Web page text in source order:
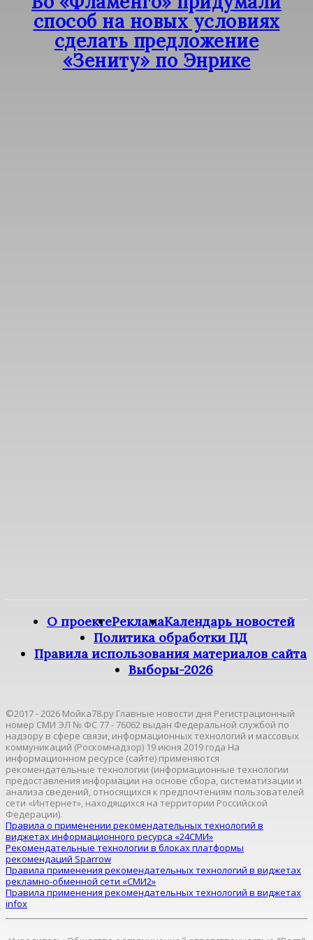
способ на новых условиях
сделать предложение
«Зениту» по Энрике
О проектеРекламаКалендарь новостей
Политика обработки ПД
Правила использования материалов сайта
Выборы-2026
©2017 - 2026 Мойка78.ру Главные новости дня Регистрационный
номер СМИ ЭЛ № ФС 77 - 76062 выдан Федеральной службой по
надзору в сфере связи, информационных технологий и массовых
коммуникаций (Роскомнадзор) 19 июня 2019 года На
информационном ресурсе (сайте) применяются
рекомендательные технологии (информационные технологии
предоставления информации на основе сбора, систематизации и
анализа сведений, относящихся к предпочтениям пользователей
сети «Интернет», находящихся на территории Российской
Федерации).
Правила о применении рекомендательных технологий в
виджетах информационного ресурса «24СМИ»
Рекомендательные технологии в блоках платформы
рекомендаций Sparrow
Правила применения рекомендательных технологий в виджетах
рекламно-обменной сети «СМИ2»
Правила применения рекомендательных технологий в виджетах
infox